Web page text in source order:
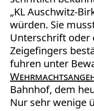
„KL Auschwitz-
würden. Sie
Unterschrift oder
Zeigefingers
fuhren unter
Bahnhof, dem
Nur sehr wenige